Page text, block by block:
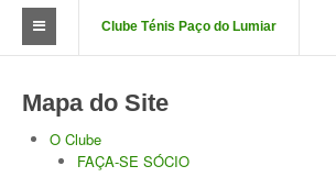
Clube Ténis Paço do Lumiar
FAÇA-SE SÓCIO
Quotizações
Mapa do Site
O Clube
FAÇA-SE SÓCIO